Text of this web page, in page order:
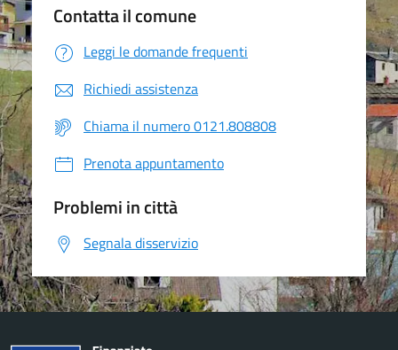
Contatta il comune
Leggi le domande frequenti
Richiedi assistenza
Chiama il numero 0121.808808
Prenota appuntamento
Problemi in città
Segnala disservizio